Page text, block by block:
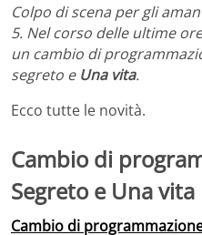
Colpo di scena per gli
5. Nel corso delle ultime
un cambio di
segreto e Una vita.
Ecco tutte le novità.
Cambio di
Segreto e Una vita
Cambio di